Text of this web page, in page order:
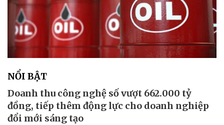
NỔI BẬT
Doanh thu công nghệ số vượt 662.000 tỷ
đồng, tiếp thêm động lực cho doanh nghiệp
đổi mới sáng tạo